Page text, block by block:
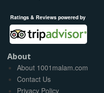
Ratings & Reviews powered by
About
About 1001malam.com
Contact Us
Privacy Policy